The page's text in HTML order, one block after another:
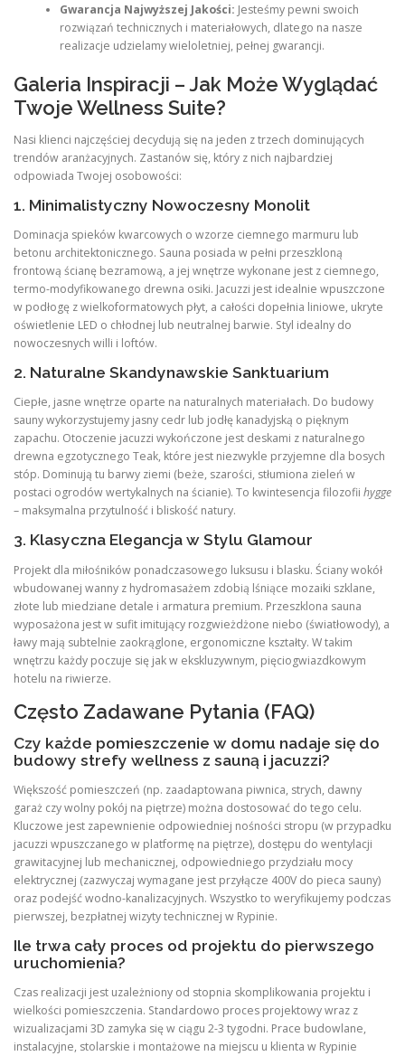
Gwarancja Najwyższej Jakości: Jesteśmy pewni swoich
rozwiązań technicznych i materiałowych, dlatego na nasze
realizacje udzielamy wieloletniej, pełnej gwarancji.
Galeria Inspiracji – Jak Może Wyglądać
Twoje Wellness Suite?
Nasi klienci najczęściej decydują się na jeden z trzech dominujących
trendów aranżacyjnych. Zastanów się, który z nich najbardziej
odpowiada Twojej osobowości:
1. Minimalistyczny Nowoczesny Monolit
Dominacja spieków kwarcowych o wzorze ciemnego marmuru lub
betonu architektonicznego. Sauna posiada w pełni przeszkloną
frontową ścianę bezramową, a jej wnętrze wykonane jest z ciemnego,
termo-modyfikowanego drewna osiki. Jacuzzi jest idealnie wpuszczone
w podłogę z wielkoformatowych płyt, a całości dopełnia liniowe, ukryte
oświetlenie LED o chłodnej lub neutralnej barwie. Styl idealny do
nowoczesnych willi i loftów.
2. Naturalne Skandynawskie Sanktuarium
Ciepłe, jasne wnętrze oparte na naturalnych materiałach. Do budowy
sauny wykorzystujemy jasny cedr lub jodłę kanadyjską o pięknym
zapachu. Otoczenie jacuzzi wykończone jest deskami z naturalnego
drewna egzotycznego Teak, które jest niezwykle przyjemne dla bosych
stóp. Dominują tu barwy ziemi (beże, szarości, stłumiona zieleń w
postaci ogrodów wertykalnych na ścianie). To kwintesencja filozofii hygge
– maksymalna przytulność i bliskość natury.
3. Klasyczna Elegancja w Stylu Glamour
Projekt dla miłośników ponadczasowego luksusu i blasku. Ściany wokół
wbudowanej wanny z hydromasażem zdobią lśniące mozaiki szklane,
złote lub miedziane detale i armatura premium. Przeszklona sauna
wyposażona jest w sufit imitujący rozgwieżdżone niebo (światłowody), a
ławy mają subtelnie zaokrąglone, ergonomiczne kształty. W takim
wnętrzu każdy poczuje się jak w ekskluzywnym, pięciogwiazdkowym
hotelu na riwierze.
Często Zadawane Pytania (FAQ)
Czy każde pomieszczenie w domu nadaje się do
budowy strefy wellness z sauną i jacuzzi?
Większość pomieszczeń (np. zaadaptowana piwnica, strych, dawny
garaż czy wolny pokój na piętrze) można dostosować do tego celu.
Kluczowe jest zapewnienie odpowiedniej nośności stropu (w przypadku
jacuzzi wpuszczanego w platformę na piętrze), dostępu do wentylacji
grawitacyjnej lub mechanicznej, odpowiedniego przydziału mocy
elektrycznej (zazwyczaj wymagane jest przyłącze 400V do pieca sauny)
oraz podejść wodno-kanalizacyjnych. Wszystko to weryfikujemy podczas
pierwszej, bezpłatnej wizyty technicznej w Rypinie.
Ile trwa cały proces od projektu do pierwszego
uruchomienia?
Czas realizacji jest uzależniony od stopnia skomplikowania projektu i
wielkości pomieszczenia. Standardowo proces projektowy wraz z
wizualizacjami 3D zamyka się w ciągu 2-3 tygodni. Prace budowlane,
instalacyjne, stolarskie i montażowe na miejscu u klienta w Rypinie